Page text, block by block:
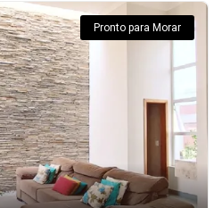
Pronto para Morar